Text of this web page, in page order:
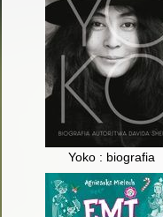
Yoko : biografia